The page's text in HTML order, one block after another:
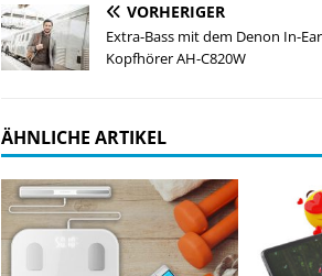
VORHERIGER
Extra-Bass mit dem Denon In-
Kopfhörer AH-C820W
ÄHNLICHE ARTIKEL